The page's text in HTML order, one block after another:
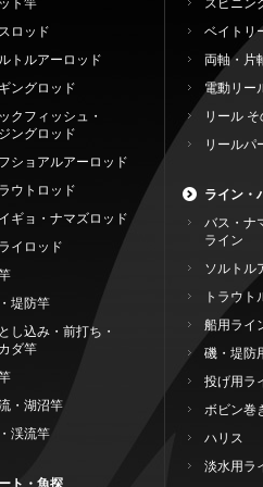
ト竿
ロッド
トルアーロッド
ングロッド
クフィッシュ・
ングロッド
ショアルアーロッド
ウトロッド
ギョ・ナマズロッド
イロッド
堤防竿
し込み・前打ち・
ダ竿
・湖沼竿
渓流竿
ト・魚探
スピニン
ベイトリ
両軸・片
電動リー
リール
リールパ
ライン・
バス・ナ
ライン
ソルトル
トラウト
船用ライ
磯・堤防
投げ用ラ
ボビン巻
ハリス
淡水用ラ